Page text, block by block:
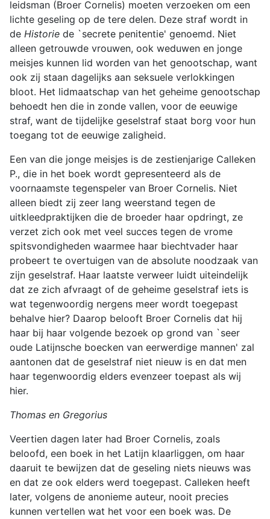
leidsman (Broer Cornelis) moeten verzoeken om een
lichte geseling op de tere delen. Deze straf wordt in
de Historie de `secrete penitentie' genoemd. Niet
alleen getrouwde vrouwen, ook weduwen en jonge
meisjes kunnen lid worden van het genootschap, want
ook zij staan dagelijks aan seksuele verlokkingen
bloot. Het lidmaatschap van het geheime genootschap
behoedt hen die in zonde vallen, voor de eeuwige
straf, want de tijdelijke geselstraf staat borg voor hun
toegang tot de eeuwige zaligheid.
Een van die jonge meisjes is de zestienjarige Calleken
P., die in het boek wordt gepresenteerd als de
voornaamste tegenspeler van Broer Cornelis. Niet
alleen biedt zij zeer lang weerstand tegen de
uitkleedpraktijken die de broeder haar opdringt, ze
verzet zich ook met veel succes tegen de vrome
spitsvondigheden waarmee haar biechtvader haar
probeert te overtuigen van de absolute noodzaak van
zijn geselstraf. Haar laatste verweer luidt uiteindelijk
dat ze zich afvraagt of de geheime geselstraf iets is
wat tegenwoordig nergens meer wordt toegepast
behalve hier? Daarop belooft Broer Cornelis dat hij
haar bij haar volgende bezoek op grond van `seer
oude Latijnsche boecken van eerwerdige mannen' zal
aantonen dat de geselstraf niet nieuw is en dat men
haar tegenwoordig elders evenzeer toepast als wij
hier.
Thomas en Gregorius
Veertien dagen later had Broer Cornelis, zoals
beloofd, een boek in het Latijn klaarliggen, om haar
daaruit te bewijzen dat de geseling niets nieuws was
en dat ze ook elders werd toegepast. Calleken heeft
later, volgens de anonieme auteur, nooit precies
kunnen vertellen wat het voor een boek was. De